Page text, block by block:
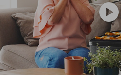
play_circle